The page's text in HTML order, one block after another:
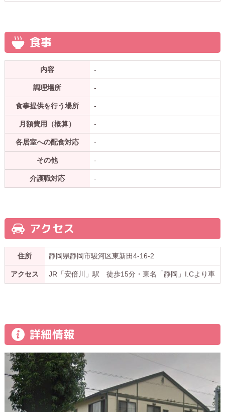
食事
内容 -
調理場所 -
食事提供を行う場所 -
月額費用（概算） -
各居室への配食対応 -
その他 -
介護職対応 -
アクセス
住所 静岡県静岡市駿河区東新田4-16-2
アクセス JR「安倍川」駅 徒歩15分・東名「静岡」I.Cより車
詳細情報